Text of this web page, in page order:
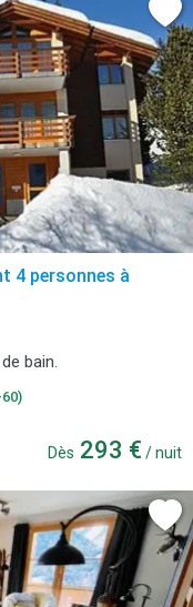
4 personnes à
bain.
Dès 293 € / nuit